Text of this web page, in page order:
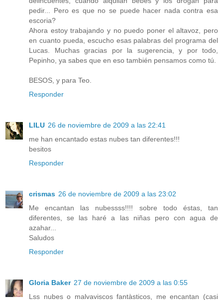
pedir... Pero es que no se puede hacer nada contra esa
escoria?
Ahora estoy trabajando y no puedo poner el altavoz, pero
en cuanto pueda, escucho esas palabras del programa del
Lucas. Muchas gracias por la sugerencia, y por todo,
Pepinho, ya sabes que en eso también pensamos como tú.
BESOS, y para Teo.
Responder
LILU 26 de noviembre de 2009 a las 22:41
me han encantado estas nubes tan diferentes!!!
besitos
Responder
crismas 26 de noviembre de 2009 a las 23:02
Me encantan las nubessss!!!! sobre todo éstas, tan
diferentes, se las haré a las niñas pero con agua de
azahar...
Saludos
Responder
Gloria Baker 27 de noviembre de 2009 a las 0:55
Lss nubes o malvaviscos fantàsticos, me encantan (casi